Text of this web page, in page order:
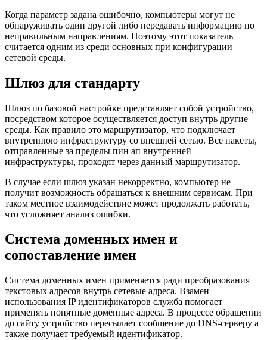
Когда параметр задана ошибочно, компьютеры могут не
обнаруживать один другой либо передавать информацию по
неправильным направлениям. Поэтому этот показатель
считается одним из среди основных при конфигурации
сетевой среды.
Шлюз для стандарту
Шлюз по базовой настройке представляет собой устройство,
посредством которое осуществляется доступ внутрь другие
среды. Как правило это маршрутизатор, что подключает
внутреннюю инфраструктуру со внешней сетью. Все пакеты,
отправленные за пределы пин ап внутренней
инфраструктуры, проходят через данный маршрутизатор.
В случае если шлюз указан некорректно, компьютер не
получит возможность обращаться к внешним сервисам. При
таком местное взаимодействие может продолжать работать,
что усложняет анализ ошибки.
Система доменных имен и
сопоставление имен
Система доменных имен применяется ради преобразования
текстовых адресов внутрь сетевые адреса. Взамен
использования IP идентификаторов служба помогает
применять понятные доменные адреса. В процессе обращении
до сайту устройство пересылает сообщение до DNS-серверу а
также получает требуемый идентификатор.